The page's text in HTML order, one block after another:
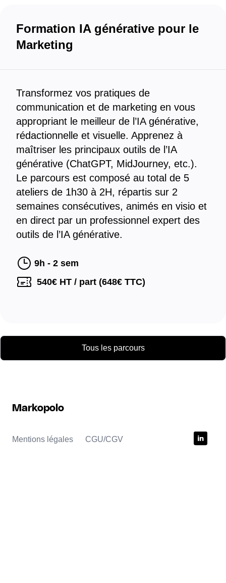
Formation IA générative pour le
Marketing
Transformez vos pratiques de
communication et de marketing en vous
appropriant le meilleur de l’IA générative,
rédactionnelle et visuelle. Apprenez à
maîtriser les principaux outils de l’IA
générative (ChatGPT, MidJourney, etc.).
Le parcours est composé au total de 5
ateliers de 1h30 à 2H, répartis sur 2
semaines consécutives, animés en visio et
en direct par un professionnel expert des
outils de l’IA générative.
9h - 2 sem
540€ HT / part (648€ TTC)
Tous les parcours
Markopolo
Mentions légales CGU/CGV